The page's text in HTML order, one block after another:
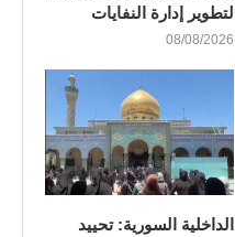
لتطوير إدارة النفايات
08/08/2026
الداخلية السورية: تحييد